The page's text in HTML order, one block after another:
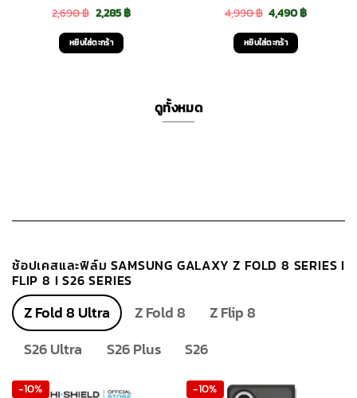
2,690฿ Original
price
was:
2,285฿Current
หยิบใส่ตะกร้า
4,990฿ Original
price
was:
4,490฿Current
หยิบใส่ตะกร้า
ดูทั้งหมด
ช้อปเคสและฟิล์ม SAMSUNG GALAXY Z FOLD 8 SERIES I
FLIP 8 I S26 SERIES
Z Fold 8 Ultra Z Fold 8
Z Flip 8
S26 Ultra
S26 Plus S26
-10% -10%